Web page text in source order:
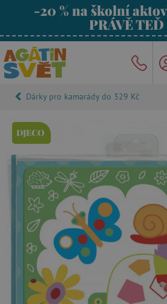
-20 % na školní
PRÁVĚ TEĎ
Dárky pro kamarády do 329 Kč
DJECO